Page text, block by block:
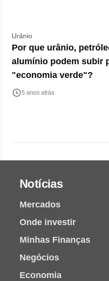
Urânio
Por que urânio,
alumínio podem subir
"economia verde"?
5 anos atrás
Notícias
Mercados
Onde investir
Minhas Finanças
Negócios
Economia